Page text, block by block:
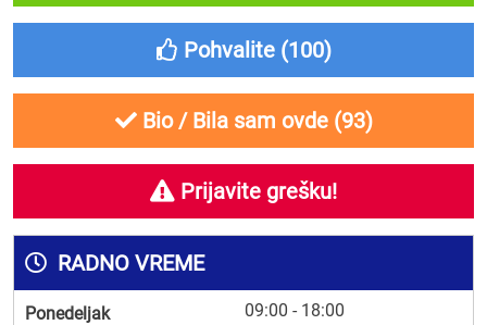
Pohvalite (100)
Bio / Bila sam ovde (93)
Prijavite grešku!
RADNO VREME
Ponedeljak 09:00 - 18:00